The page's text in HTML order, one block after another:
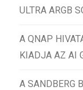
ULTRA ARGB
A QNAP
KIADJA AZ AI
A SANDBERG